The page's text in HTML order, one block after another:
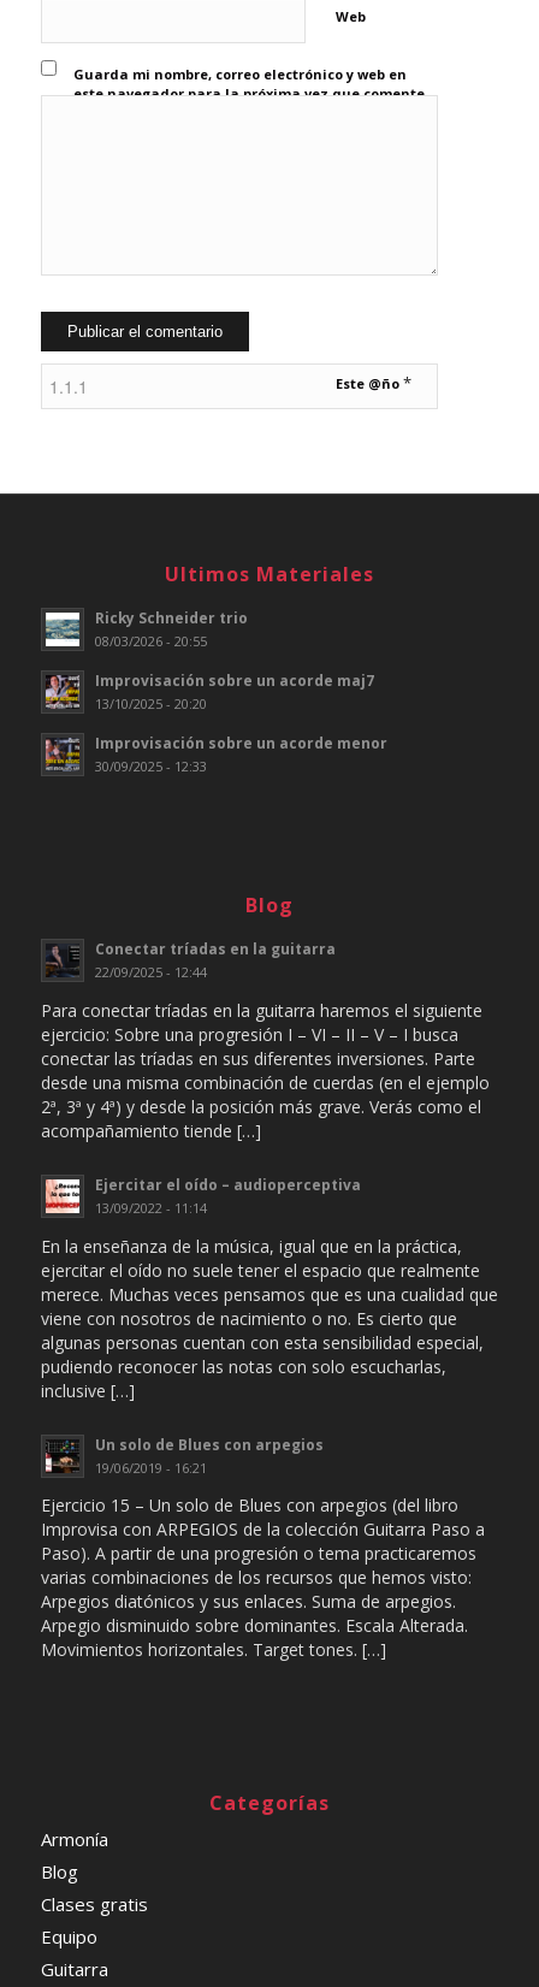
Web
Guarda mi nombre, correo electrónico y web en
este navegador para la próxima vez que comente.
Este @ño *
Ultimos Materiales
Ricky Schneider trio
08/03/2026 - 20:55
Improvisación sobre un acorde maj7
13/10/2025 - 20:20
Improvisación sobre un acorde menor
30/09/2025 - 12:33
Blog
Conectar tríadas en la guitarra
22/09/2025 - 12:44
Para conectar tríadas en la guitarra haremos el siguiente
ejercicio: Sobre una progresión I – VI – II – V – I busca
conectar las tríadas en sus diferentes inversiones. Parte
desde una misma combinación de cuerdas (en el ejemplo
2ª, 3ª y 4ª) y desde la posición más grave. Verás como el
acompañamiento tiende […]
Ejercitar el oído – audioperceptiva
13/09/2022 - 11:14
En la enseñanza de la música, igual que en la práctica,
ejercitar el oído no suele tener el espacio que realmente
merece. Muchas veces pensamos que es una cualidad que
viene con nosotros de nacimiento o no. Es cierto que
algunas personas cuentan con esta sensibilidad especial,
pudiendo reconocer las notas con solo escucharlas,
inclusive […]
Un solo de Blues con arpegios
19/06/2019 - 16:21
Ejercicio 15 – Un solo de Blues con arpegios (del libro
Improvisa con ARPEGIOS de la colección Guitarra Paso a
Paso). A partir de una progresión o tema practicaremos
varias combinaciones de los recursos que hemos visto:
Arpegios diatónicos y sus enlaces. Suma de arpegios.
Arpegio disminuido sobre dominantes. Escala Alterada.
Movimientos horizontales. Target tones. […]
Categorías
Armonía
Blog
Clases gratis
Equipo
Guitarra